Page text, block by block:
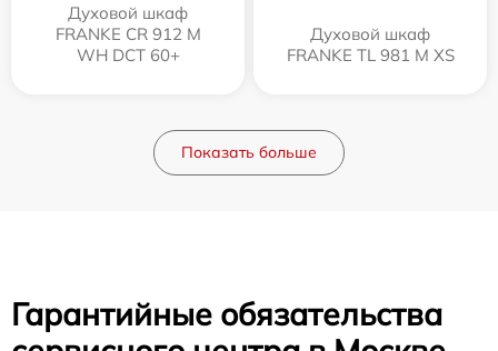
Духовой шкаф
FRANKE CR 912 M
WH DCT 60+
Духовой шкаф
FRANKE TL 981 M XS
Показать больше
Гарантийные обязательства